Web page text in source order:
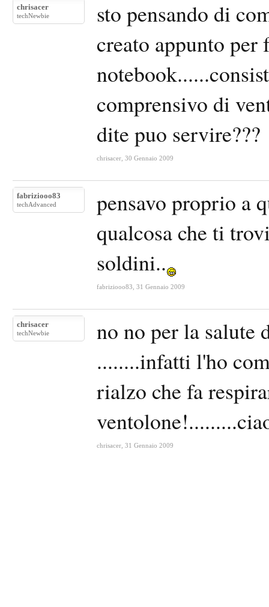
chrisacer
techNewbie
sto pensando di
creato appunto
comprensivo di
dite puo servire???
chrisacer 30 Gennaio 2009
fabriziooo83
techAdvanced
pensavo proprio a
qualcosa che ti
soldini..
fabriziooo83 31 Gennaio 2009
chrisacer
techNewbie
no no per la salute
........infatti l'ho
rialzo che fa
chrisacer 31 Gennaio 2009